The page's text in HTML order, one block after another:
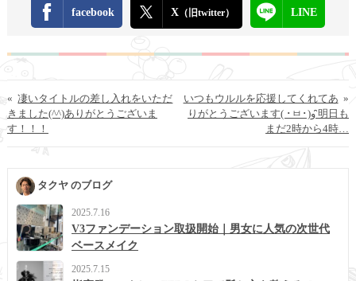
facebook X（旧twitter） LINE
« 凄いタイトルの差し入れをいただ
きました(^^)ありがとうございま
す！！！
»
いつもウルルを応援してくれてあ
りがとうございます( ･ㅂ･)و ̑̑明日も
まだ2時から4時…
タクヤ のブログ
2025.7.16
V3ファンデーション取扱開始｜男女に人気の次世代
ベースメイク
2025.7.15